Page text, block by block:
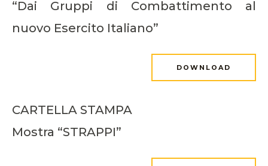
“Dai Gruppi di Combattimento al
nuovo Esercito Italiano”
DOWNLOAD
CARTELLA STAMPA
Mostra “STRAPPI”